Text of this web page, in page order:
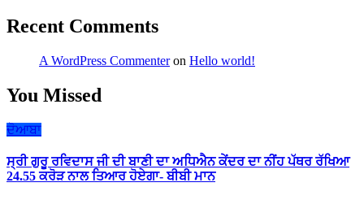
Recent Comments
A WordPress Commenteron Hello world!
You Missed
ਦੋਆਬਾ
ਸ੍ਰੀ ਗੁਰੂ ਰਵਿਦਾਸ ਜੀ ਦੀ ਬਾਣੀ ਦਾ ਅਧਿਐਨ ਕੇਂਦਰ ਦਾ ਨੀਂਹ ਪੱਥਰ ਰੱਖਿਆ
24.55 ਕਰੋੜ ਨਾਲ ਤਿਆਰ ਹੋਏਗਾ- ਬੀਬੀ ਮਾਨ